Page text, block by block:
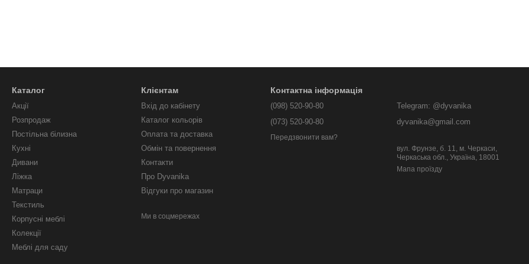
Каталог
Акції
Розпродаж
Постільна білизна
Кухні
Дивани
Ліжка
Матраци
Текстиль
Корпусні меблі
Колекції
Меблі для саду
Клієнтам
Вхід до кабінету
Каталог кольорів
Оплата та доставка
Обмін та повернення
Контакти
Про Dyvanika
Відгуки про магазин
Ми в соцмережах
Контактна інформація
(098) 520-90-80
(073) 520-90-80
Передзвонити вам?
Telegram: @dyvanika
dyvanika@gmail.com
вул. Фрунзе, б. 11, м. Черкаси,
Черкаська обл., Україна, 18001
Мапа проїзду